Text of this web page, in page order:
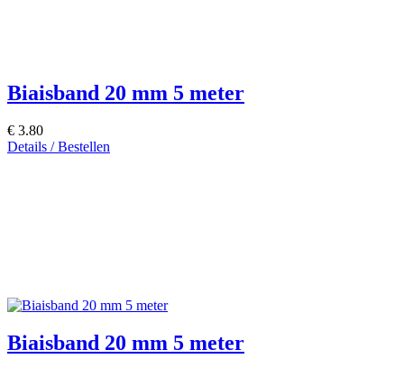
Biaisband 20 mm 5 meter
€ 3.80
Details / Bestellen
Biaisband 20 mm 5 meter